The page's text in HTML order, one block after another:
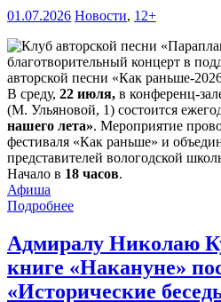
01.07.2026 Новости, 12+
В среду, 22 июля, в конференц-
(М. Ульяновой, 1) состоится
нашего лета». Мероприятие
фестиваля «Как раньше» и
представителей вологодской
Начало в 18 часов.
Афиша
Подробнее
Адмиралу Николаю
книге «Накануне»
«Исторические